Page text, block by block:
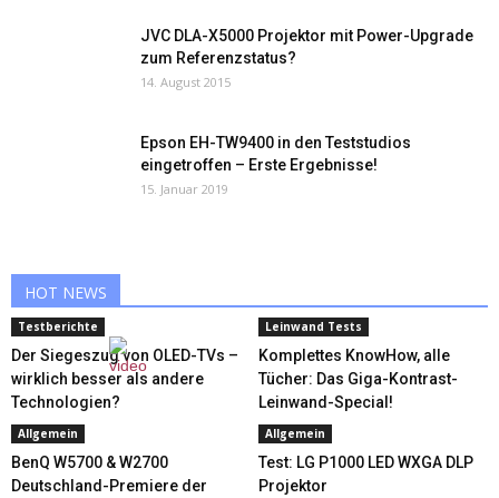
JVC DLA-X5000 Projektor mit Power-Upgrade
zum Referenzstatus?
14. August 2015
Epson EH-TW9400 in den Teststudios
eingetroffen – Erste Ergebnisse!
15. Januar 2019
HOT NEWS
Testberichte
Der Siegeszug von OLED-TVs –
wirklich besser als andere
Technologien?
Leinwand Tests
Komplettes KnowHow, alle
Tücher: Das Giga-Kontrast-
Leinwand-Special!
Allgemein
BenQ W5700 & W2700
Deutschland-Premiere der
Allgemein
Test: LG P1000 LED WXGA DLP
Projektor